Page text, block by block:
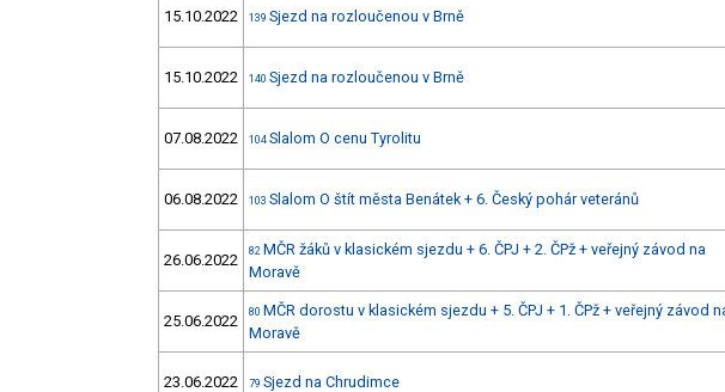
15.10.2022 139 Sjezd na rozloučenou v Brně
15.10.2022 140 Sjezd na rozloučenou v Brně
07.08.2022 104 Slalom O cenu Tyrolitu
06.08.2022 103 Slalom O štít města Benátek + 6. Český pohár veteránů
26.06.2022 82 MČR žáků v klasickém sjezdu + 6. ČPJ + 2. ČPž + veřejný závod na
Moravě
25.06.2022 80 MČR dorostu v klasickém sjezdu + 5. ČPJ + 1. ČPž + veřejný závod
Moravě
23.06.2022 79 Sjezd na Chrudimce